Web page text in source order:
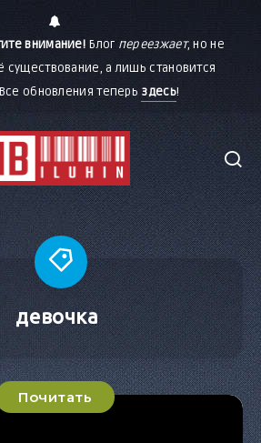
внимание! Блог переезжает, но не
существование, а лишь становится
обновления теперь здесь!
девочка
Почитать